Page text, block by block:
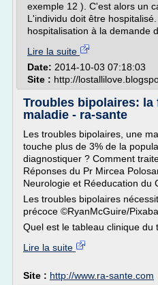
exemple 12 ). C'est alors un
L'individu doit être
hospitalisation à la demande
Lire la suite
Date: 2014-10-03 07:18:03
Site : http://
Troubles bipolaires: la
maladie - ra-sante
Les troubles bipolaires, une
touche plus de 3% de la
diagnostiquer ? Comment
Réponses du Pr Mircea
Neurologie et Réeducation du
Les troubles bipolaires
précoce ©RyanMcGuire/
Quel est le tableau clinique du
Lire la suite
Site : http://www.ra-sante.com